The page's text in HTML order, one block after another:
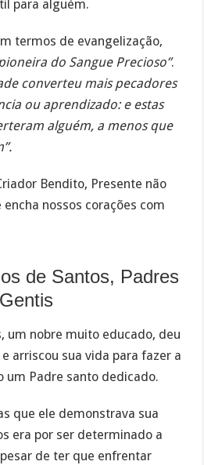
para alguém.
termos de evangelização,
do Sangue Precioso”.
converteu mais pecadores
ou aprendizado: e estas
alguém, a menos que
Bendito, Presente não
encha nossos corações com
de Santos, Padres
um nobre muito educado, deu
arriscou sua vida para fazer a
um Padre santo dedicado.
que ele demonstrava sua
era por ser determinado a
de ter que enfrentar